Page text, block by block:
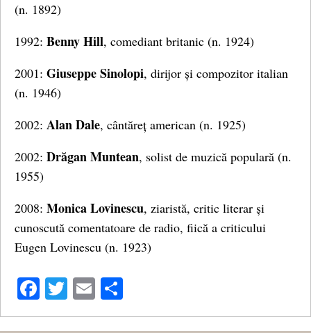
(n. 1892)
1992: Benny Hill, comediant britanic (n. 1924)
2001: Giuseppe Sinolopi, dirijor și compozitor italian
(n. 1946)
2002: Alan Dale, cântăreț american (n. 1925)
2002: Drăgan Muntean, solist de muzică populară (n.
1955)
2008: Monica Lovinescu, ziaristă, critic literar și
cunoscută comentatoare de radio, fiică a criticului
Eugen Lovinescu (n. 1923)
Facebook
Twitter
Email